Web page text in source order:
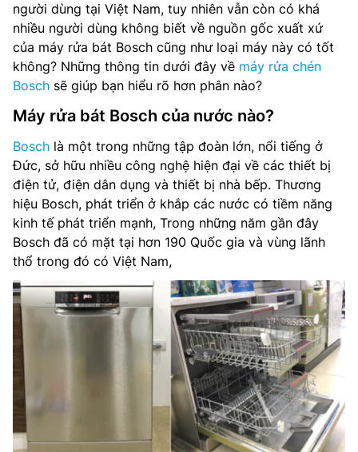
người dùng tại Việt Nam, tuy nhiên vẫn còn có khá
nhiều người dùng không biết về nguồn gốc xuất xứ
của máy rửa bát Bosch cũng như loại máy này có tốt
không? Những thông tin dưới đây về máy rửa chén
Bosch sẽ giúp bạn hiểu rõ hơn phân nào?
Máy rửa bát Bosch của nước nào?
Bosch là một trong những tập đoàn lớn, nổi tiếng ở
Đức, sở hữu nhiều công nghệ hiện đại về các thiết bị
điện tử, điện dân dụng và thiết bị nhà bếp. Thương
hiệu Bosch, phát triển ở khắp các nước có tiềm năng
kinh tế phát triển mạnh, Trong những năm gần đây
Bosch đã có mặt tại hơn 190 Quốc gia và vùng lãnh
thổ trong đó có Việt Nam,